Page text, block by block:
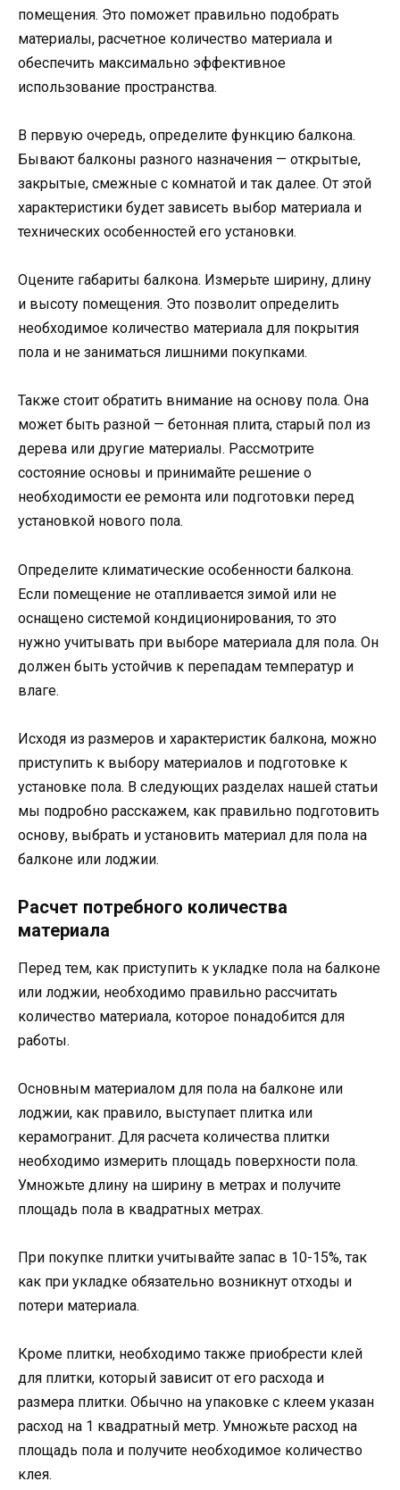
помещения. Это поможет правильно подобрать
материалы, расчетное количество материала и
обеспечить максимально эффективное
использование пространства.
В первую очередь, определите функцию балкона.
Бывают балконы разного назначения — открытые,
закрытые, смежные с комнатой и так далее. От этой
характеристики будет зависеть выбор материала и
технических особенностей его установки.
Оцените габариты балкона. Измерьте ширину, длину
и высоту помещения. Это позволит определить
необходимое количество материала для покрытия
пола и не заниматься лишними покупками.
Также стоит обратить внимание на основу пола. Она
может быть разной — бетонная плита, старый пол из
дерева или другие материалы. Рассмотрите
состояние основы и принимайте решение о
необходимости ее ремонта или подготовки перед
установкой нового пола.
Определите климатические особенности балкона.
Если помещение не отапливается зимой или не
оснащено системой кондиционирования, то это
нужно учитывать при выборе материала для пола. Он
должен быть устойчив к перепадам температур и
влаге.
Исходя из размеров и характеристик балкона, можно
приступить к выбору материалов и подготовке к
установке пола. В следующих разделах нашей статьи
мы подробно расскажем, как правильно подготовить
основу, выбрать и установить материал для пола на
балконе или лоджии.
Расчет потребного количества
материала
Перед тем, как приступить к укладке пола на балконе
или лоджии, необходимо правильно рассчитать
количество материала, которое понадобится для
работы.
Основным материалом для пола на балконе или
лоджии, как правило, выступает плитка или
керамогранит. Для расчета количества плитки
необходимо измерить площадь поверхности пола.
Умножьте длину на ширину в метрах и получите
площадь пола в квадратных метрах.
При покупке плитки учитывайте запас в 10-15%, так
как при укладке обязательно возникнут отходы и
потери материала.
Кроме плитки, необходимо также приобрести клей
для плитки, который зависит от его расхода и
размера плитки. Обычно на упаковке с клеем указан
расход на 1 квадратный метр. Умножьте расход на
площадь пола и получите необходимое количество
клея.